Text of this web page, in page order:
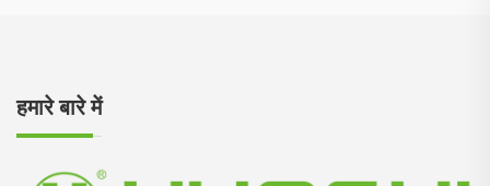
हमारे बारे में